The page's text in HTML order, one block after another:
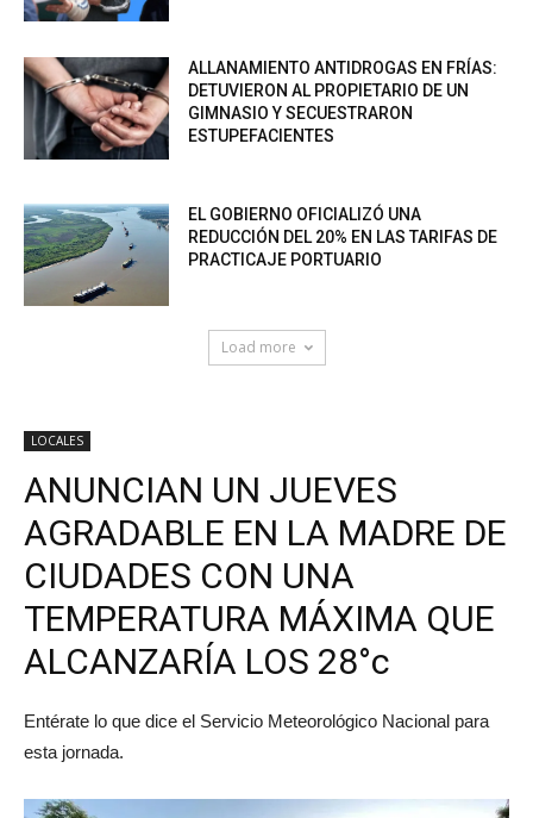
ALLANAMIENTO ANTIDROGAS EN FRÍAS:
DETUVIERON AL PROPIETARIO DE UN
GIMNASIO Y SECUESTRARON
ESTUPEFACIENTES
EL GOBIERNO OFICIALIZÓ UNA
REDUCCIÓN DEL 20% EN LAS TARIFAS DE
PRACTICAJE PORTUARIO
Load more